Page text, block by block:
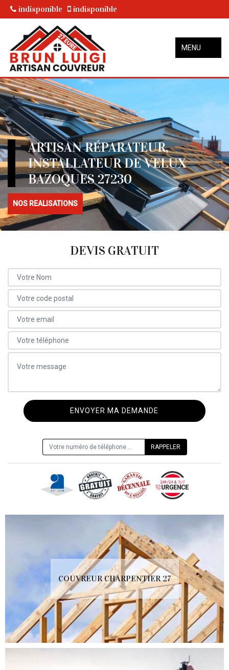
indisponible indisponible
MENU
ARTISAN RÉPARATEUR,
INSTALLATEUR DE VELUX
BAZOQUES 27230
NOS REALISATIONS
DEVIS GRATUIT
COUVREUR CHARPENTIER 27